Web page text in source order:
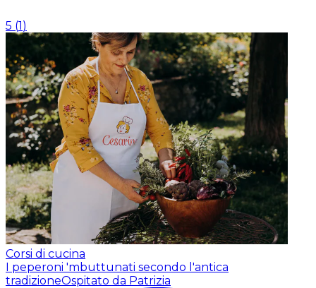
5 (1)
Corsi di cucina
I peperoni 'mbuttunati secondo l'antica
tradizioneOspitato da Patrizia